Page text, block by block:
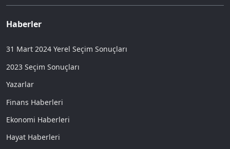
Haberler
31 Mart 2024 Yerel Seçim Sonuçları
2023 Seçim Sonuçları
Yazarlar
Finans Haberleri
Ekonomi Haberleri
Hayat Haberleri